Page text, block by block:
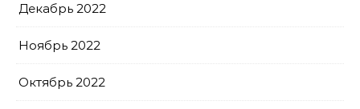
Декабрь 2022
Ноябрь 2022
Октябрь 2022